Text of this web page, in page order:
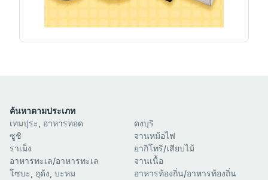
ค้นหาตามประเภท
เทมปุระ, อาหารทอด
ซูชิ
ราเม็ง
อาหารทะเล/อาหารทะเล
โซบะ, อุด้ง, บะหม
ดงบุริ
จานหม้อไฟ
ยากิโทริ/เสียบไม้
จานเนื้อ
อาหารท้องถิ่น/อาหารท้องถิ่น